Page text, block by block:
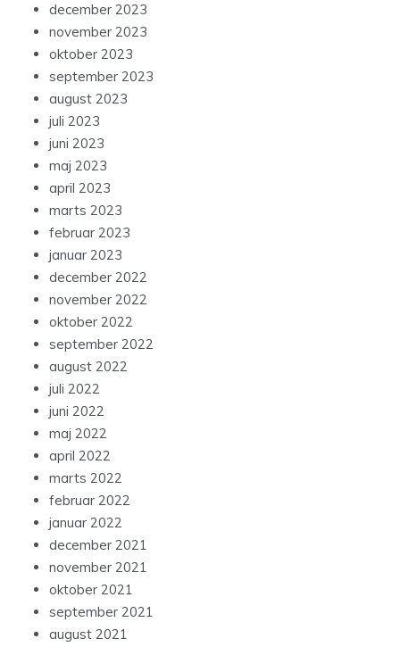
december 2023
november 2023
oktober 2023
september 2023
august 2023
juli 2023
juni 2023
maj 2023
april 2023
marts 2023
februar 2023
januar 2023
december 2022
november 2022
oktober 2022
september 2022
august 2022
juli 2022
juni 2022
maj 2022
april 2022
marts 2022
februar 2022
januar 2022
december 2021
november 2021
oktober 2021
september 2021
august 2021